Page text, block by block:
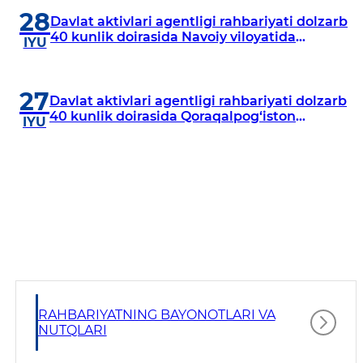
28
IYU
Davlat aktivlari agentligi rahbariyati dolzarb
40 kunlik doirasida Navoiy viloyatida
27
IYU
Davlat aktivlari agentligi rahbariyati dolzarb
40 kunlik doirasida Qoraqalpog‘iston
RAHBARIYATNING BAYONOTLARI VA
NUTQLARI